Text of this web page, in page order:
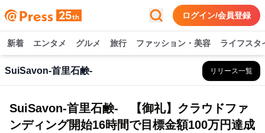
ログイン/会員登録
新着 エンタメ グルメ 旅行 ファッション・美容 ライフスタ
SuiSavon-首里石鹸- リリース一覧
SuiSavon-首里石鹸- 【御礼】クラウドファ
ンディング開始16時間で目標金額100万円達成